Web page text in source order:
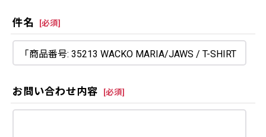
件名 [必須]
お問い合わせ内容 [必須]